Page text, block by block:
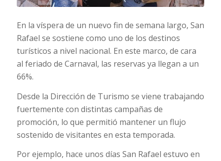
En la víspera de un nuevo fin de semana largo, San
Rafael se sostiene como uno de los destinos
turísticos a nivel nacional. En este marco, de cara
al feriado de Carnaval, las reservas ya llegan a un
66%.
Desde la Dirección de Turismo se viene trabajando
fuertemente con distintas campañas de
promoción, lo que permitió mantener un flujo
sostenido de visitantes en esta temporada.
Por ejemplo, hace unos días San Rafael estuvo en